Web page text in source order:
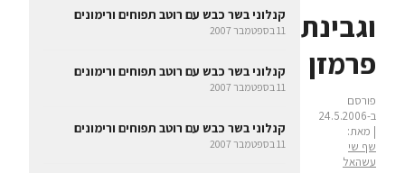
וגבינת
פרמזן
פורסם
ב-24.5.2006
| מאת:
שף שי
עשהאל
קנלוני בשר כבש עם רוטב תפוחים ורימונים
11 בספטמבר 2007
קנלוני בשר כבש עם רוטב תפוחים ורימונים
11 בספטמבר 2007
קנלוני בשר כבש עם רוטב תפוחים ורימונים
11 בספטמבר 2007